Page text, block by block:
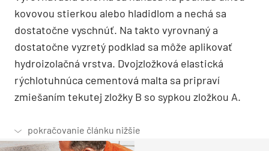
kovovou stierkou alebo hladidlom a nechá sa
dostatočne vyschnúť. Na takto vyrovnaný a
dostatočne vyzretý podklad sa môže aplikovať
hydroizolačná vrstva. Dvojzložková elastická
rýchlotuhnúca cementová malta sa pripraví
zmiešaním tekutej zložky B so sypkou zložkou A.